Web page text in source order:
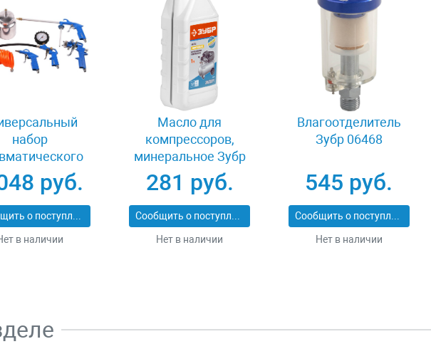
набор
5
Зубр
06458-H5
руб.
Сообщить о поступлении
в наличии
Масло для
компрессоров,
минеральное Зубр
ПНЕВМО-СТАНДАРТ
ЗМК-ПС
281 руб.
Сообщить о поступлении
Нет в наличии
Влагоотделитель
Зубр 06468
545 руб.
Сообщить о поступлении
Нет в наличии